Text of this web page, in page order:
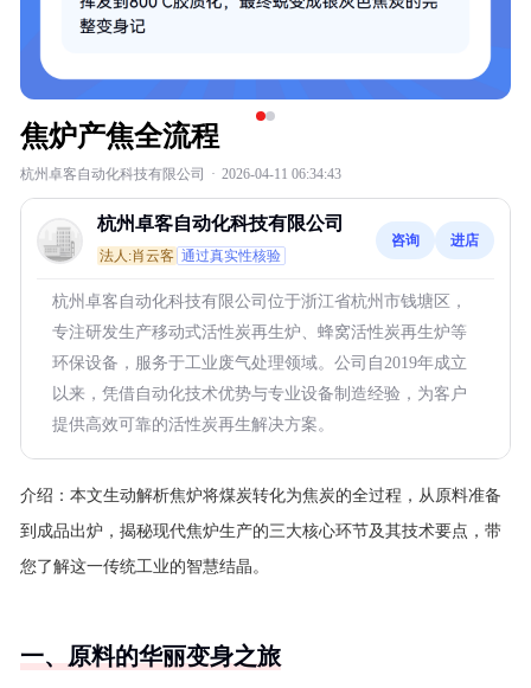
焦炉产焦全流程
杭州卓客自动化科技有限公司 · 2026-04-11 06:34:43
杭州卓客自动化科技有限公司
法人:肖云客 通过真实性核验
咨询 进店
杭州卓客自动化科技有限公司位于浙江省杭州市钱塘区，
专注研发生产移动式活性炭再生炉、蜂窝活性炭再生炉等
环保设备，服务于工业废气处理领域。公司自2019年成立
以来，凭借自动化技术优势与专业设备制造经验，为客户
提供高效可靠的活性炭再生解决方案。
介绍： 本文生动解析焦炉将煤炭转化为焦炭的全过程，从原料准备
到成品出炉，揭秘现代焦炉生产的三大核心环节及其技术要点，带
您了解这一传统工业的智慧结晶。
一、原料的华丽变身之旅